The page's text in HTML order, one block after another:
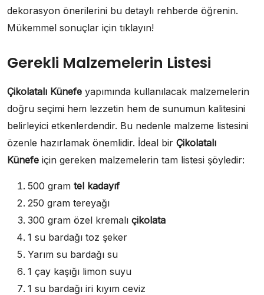
dekorasyon önerilerini bu detaylı rehberde öğrenin.
Mükemmel sonuçlar için tıklayın!
Gerekli Malzemelerin Listesi
Çikolatalı Künefe yapımında kullanılacak malzemelerin
doğru seçimi hem lezzetin hem de sunumun kalitesini
belirleyici etkenlerdendir. Bu nedenle malzeme listesini
özenle hazırlamak önemlidir. İdeal bir Çikolatalı
Künefe için gereken malzemelerin tam listesi şöyledir:
500 gram tel kadayıf
250 gram tereyağı
300 gram özel kremalı çikolata
1 su bardağı toz şeker
Yarım su bardağı su
1 çay kaşığı limon suyu
1 su bardağı iri kıyım ceviz